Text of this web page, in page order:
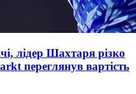
лідер Шахтаря різко
переглянув вартість